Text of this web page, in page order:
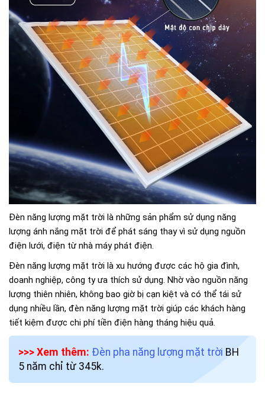
Đèn năng lượng mặt trời là những sản phẩm sử dụng năng
lượng ánh nắng mặt trời để phát sáng thay vì sử dụng nguồn
điện lưới, điện từ nhà máy phát điện.
Đèn năng lượng mặt trời là xu hướng được các hộ gia đình,
doanh nghiệp, công ty ưa thích sử dụng. Nhờ vào nguồn năng
lượng thiên nhiên, không bao giờ bị cạn kiệt và có thể tái sử
dụng nhiều lần, đèn năng lượng mặt trời giúp các khách hàng
tiết kiệm được chi phí tiền điện hàng tháng hiệu quả.
>>> Xem thêm: Đèn pha năng lượng mặt trời BH
5 năm chỉ từ 345k.